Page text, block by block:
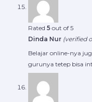
Rated 5 out of 5
Dinda Nur (verified
Belajar online-nya
gurunya tetep bisa